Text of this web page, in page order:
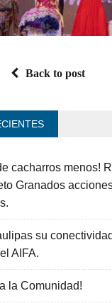
Back to post
cacharros menos!
Granados
su
AIFA.
la Comunidad!